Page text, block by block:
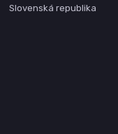
Slovenská republika